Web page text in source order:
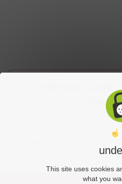
PAROISSE
La paroisse Saint-Joseph
partie du diocèse de
Liens utiles
This site uses cookies
what you